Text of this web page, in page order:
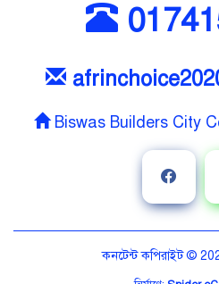
Biswas Builders City
কনটেন্ট কপিরাইট ©